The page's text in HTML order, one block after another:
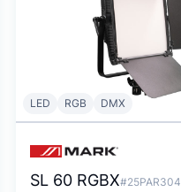
LED RGB DMX
SL 60 RGBX#25PAR304